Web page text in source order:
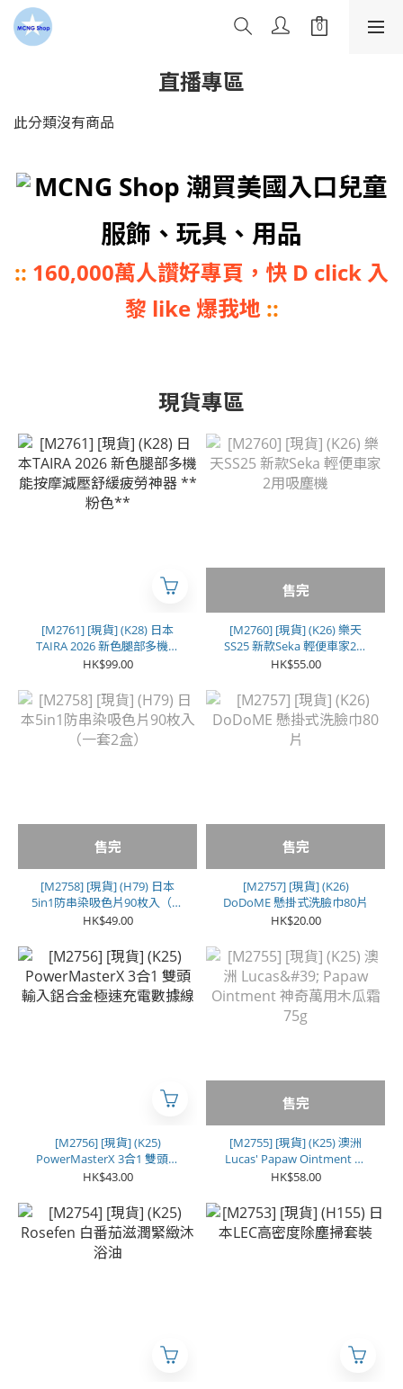
直播專區
此分類沒有商品
MCNG Shop 潮買美國入口兒童
服飾、玩具、用品
:: 160,000萬人讚好專頁，快 D click 入
黎 like 爆我地 ::
現貨專區
[M2761] [現貨] (K28) 日本
TAIRA 2026 新色腿部多機能
按摩減壓舒緩疲勞神器 **粉
HK$99.00
售完
[M2760] [現貨] (K26) 樂天
SS25 新款Seka 輕便車家2用
吸塵機
HK$55.00
售完
[M2758] [現貨] (H79) 日本
5in1防串染吸色片90枚入（一
套2盒）
HK$49.00
售完
[M2757] [現貨] (K26)
DoDoME 懸掛式洗臉巾80片
HK$20.00
[M2756] [現貨] (K25)
PowerMasterX 3合1 雙頭輸
入鋁合金極速充電數據線
HK$43.00
售完
[M2755] [現貨] (K25) 澳洲
Lucas' Papaw Ointment 神
奇萬用木瓜霜 75g
HK$58.00